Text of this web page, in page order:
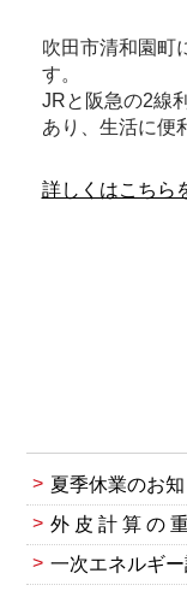
吹田市清和園町
す。
JRと阪急の2線
あり、生活に便
詳しくはこちら
夏季休業のお
外 皮 計 算 の
一次エネルギ